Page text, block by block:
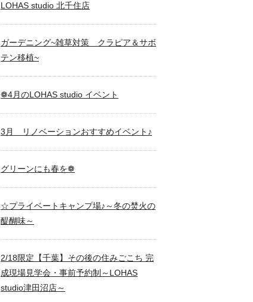
LOHAS studio 北千住店
ガーデニング~雑草対策 クラピア＆サボ
テン移植~
❁4月のLOHAS studio イベント
3月 リノベーションおすすめイベント♪
グリーンにも春を❁
☆プライベートキャンプ場♪～冬の焚火の
醍醐味～
2/18限定【千葉】その後の住みごこち 完
成現場見学会・事前予約制～LOHAS
studio津田沼店～